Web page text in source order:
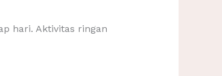
hari. Aktivitas ringan